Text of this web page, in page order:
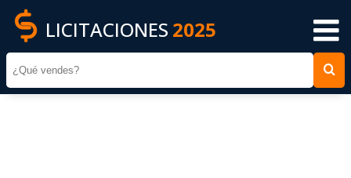
LICITACIONES 2025